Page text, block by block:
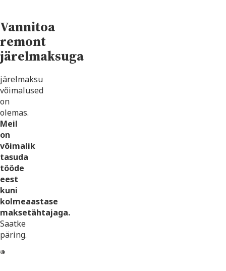
Vannitoa
remont
järelmaksuga
järelmaksu
võimalused
on
olemas.
Meil
on
võimalik
tasuda
tööde
eest
kuni
kolmeaastase
maksetähtajaga.
Saatke
päring.